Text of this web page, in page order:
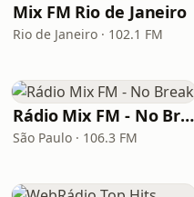
Mix FM Rio de Janeiro
Rio de Janeiro · 102.1 FM
Rádio Mix FM - No Break
São Paulo · 106.3 FM